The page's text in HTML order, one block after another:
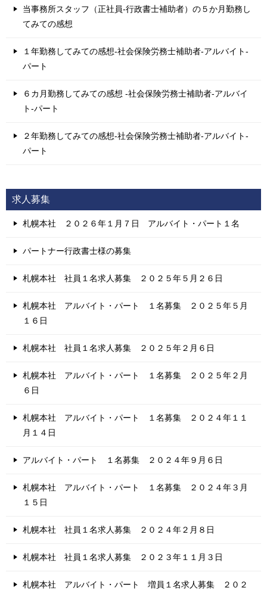
当事務所スタッフ（正社員-行政書士補助者）の５か月勤務し
てみての感想
１年勤務してみての感想-社会保険労務士補助者-アルバイト-
パート
６カ月勤務してみての感想 -社会保険労務士補助者-アルバイ
ト-パート
２年勤務してみての感想-社会保険労務士補助者-アルバイト-
パート
求人募集
札幌本社 ２０２６年１月７日 アルバイト・パート１名
パートナー行政書士様の募集
札幌本社 社員１名求人募集 ２０２５年５月２６日
札幌本社 アルバイト・パート １名募集 ２０２５年５月
１６日
札幌本社 社員１名求人募集 ２０２５年２月６日
札幌本社 アルバイト・パート １名募集 ２０２５年２月
６日
札幌本社 アルバイト・パート １名募集 ２０２４年１１
月１４日
アルバイト・パート １名募集 ２０２４年９月６日
札幌本社 アルバイト・パート １名募集 ２０２４年３月
１５日
札幌本社 社員１名求人募集 ２０２４年２月８日
札幌本社 社員１名求人募集 ２０２３年１１月３日
札幌本社 アルバイト・パート 増員１名求人募集 ２０２